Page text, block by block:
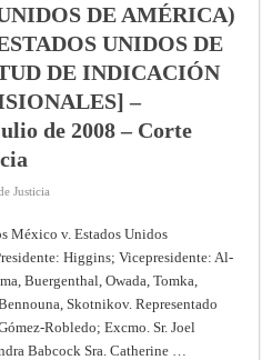
DE AMÉRICA)
UNIDOS DE
DE INDICACIÓN
–
de 2008 – Corte
Justicia
México v. Estados Unidos
Higgins; Vicepresidente: Al-
Buergenthal, Owada, Tomka,
Skotnikov. Representado
Robledo; Excmo. Sr. Joel
Babcock Sra. Catherine …